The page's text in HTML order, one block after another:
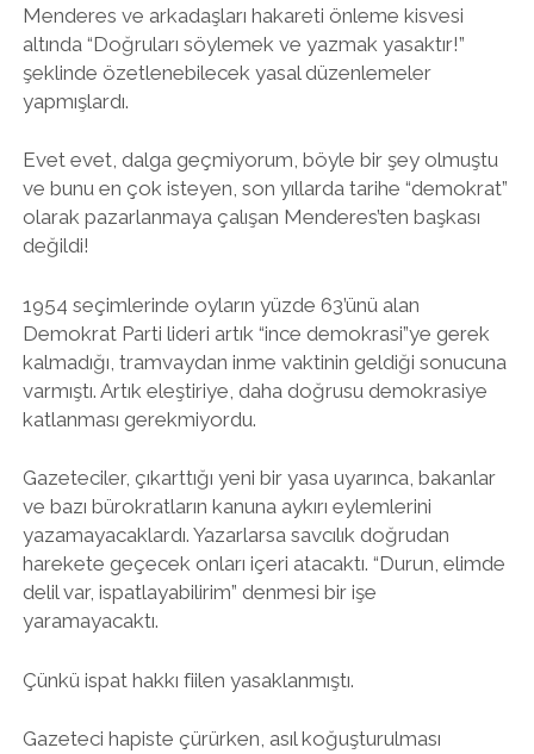
Menderes ve arkadaşları hakareti önleme kisvesi
altında “Doğruları söylemek ve yazmak yasaktır!”
şeklinde özetlenebilecek yasal düzenlemeler
yapmışlardı.
Evet evet, dalga geçmiyorum, böyle bir şey olmuştu
ve bunu en çok isteyen, son yıllarda tarihe “demokrat”
olarak pazarlanmaya çalışan Menderes’ten başkası
değildi!
1954 seçimlerinde oyların yüzde 63’ünü alan
Demokrat Parti lideri artık “ince demokrasi”ye gerek
kalmadığı, tramvaydan inme vaktinin geldiği sonucuna
varmıştı. Artık eleştiriye, daha doğrusu demokrasiye
katlanması gerekmiyordu.
Gazeteciler, çıkarttığı yeni bir yasa uyarınca, bakanlar
ve bazı bürokratların kanuna aykırı eylemlerini
yazamayacaklardı. Yazarlarsa savcılık doğrudan
harekete geçecek onları içeri atacaktı. “Durun, elimde
delil var, ispatlayabilirim” denmesi bir işe
yaramayacaktı.
Çünkü ispat hakkı fiilen yasaklanmıştı.
Gazeteci hapiste çürürken, asıl koğuşturulması